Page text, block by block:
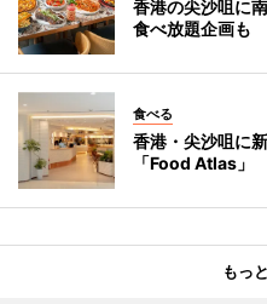
香港の尖沙咀に
食べ放題企画も
食べる
香港・尖沙咀に
「Food Atlas」
もっ